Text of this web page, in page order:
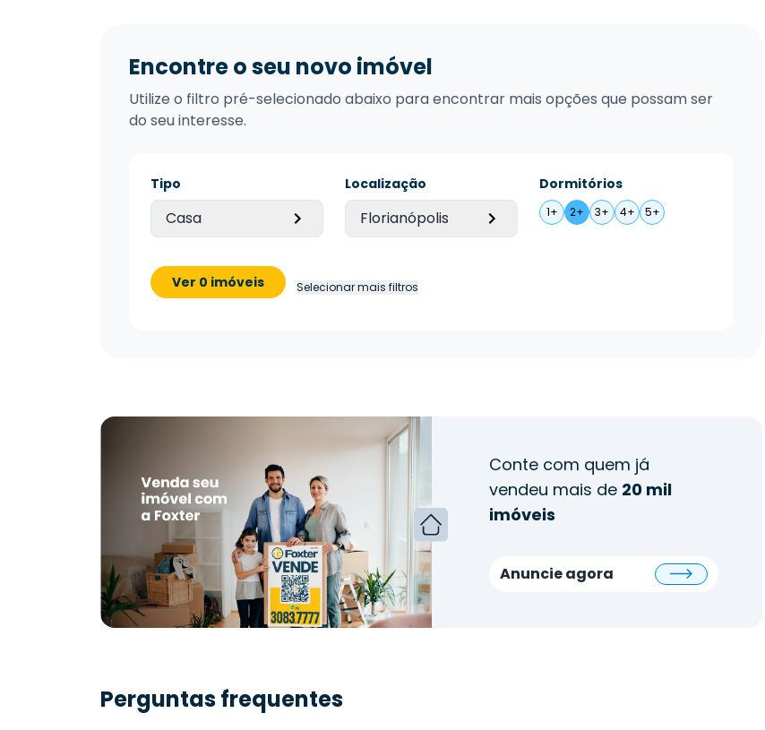
Encontre o seu novo imóvel
Utilize o filtro pré-selecionado abaixo para encontrar mais opções que possam ser
do seu interesse.
Tipo
Casa
Localização
Florianópolis
Dormitórios
1+ 2+ 3+ 4+ 5+
Ver 0 imóveis Selecionar mais filtros
Conte com quem já
vendeu mais de 20 mil
imóveis
Anuncie agora
Perguntas frequentes